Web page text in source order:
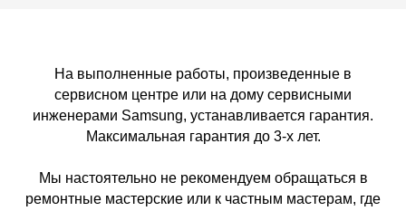
На выполненные работы, произведенные в
сервисном центре или на дому сервисными
инженерами Samsung, устанавливается гарантия.
Максимальная гарантия до 3-х лет.
Мы настоятельно не рекомендуем обращаться в
ремонтные мастерские или к частным мастерам, где